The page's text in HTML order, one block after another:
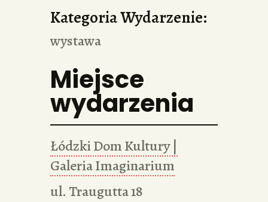
Kategoria Wydarzenie:
wystawa
Miejsce
wydarzenia
Łódzki Dom Kultury |
Galeria Imaginarium
ul. Traugutta 18